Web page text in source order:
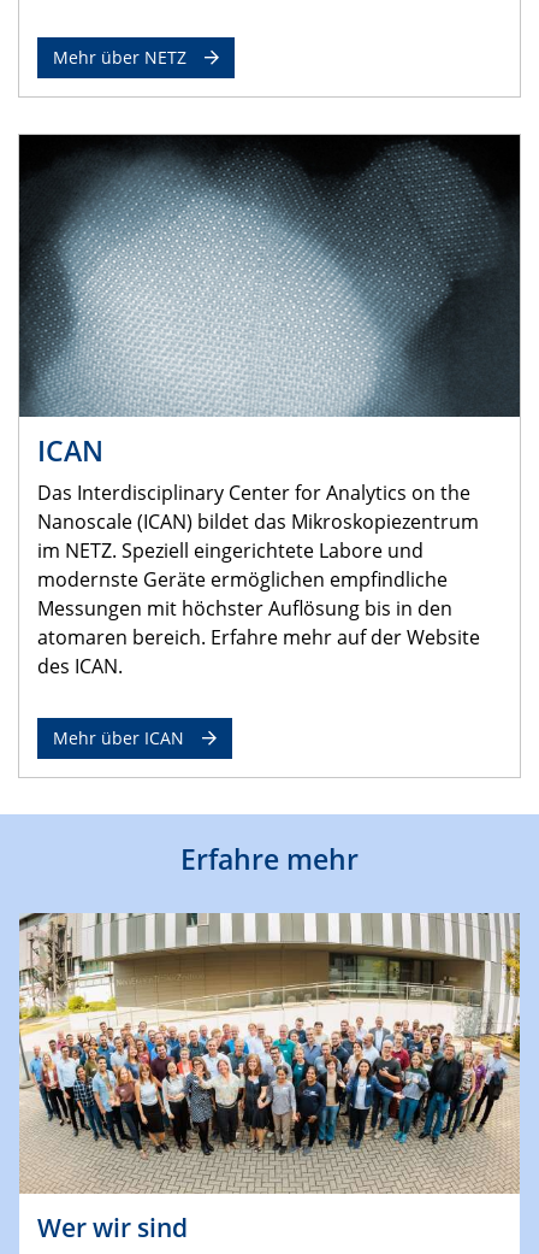
Mehr über NETZ
ICAN
Das Interdisciplinary Center for Analytics on the
Nanoscale (ICAN) bildet das Mikroskopiezentrum
im NETZ. Speziell eingerichtete Labore und
modernste Geräte ermöglichen empfindliche
Messungen mit höchster Auflösung bis in den
atomaren bereich. Erfahre mehr auf der Website
des ICAN.
Mehr über ICAN
Erfahre mehr
Wer wir sind